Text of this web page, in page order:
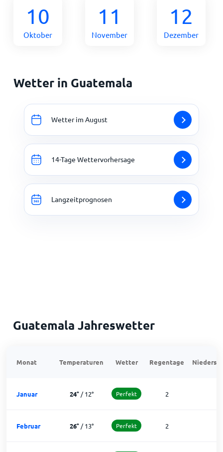
10
Oktober
11
November
12
Dezember
Wetter in Guatemala
Wetter im August
14-Tage Wettervorhersage
Langzeitprognosen
Guatemala Jahreswetter
Monat Temperaturen Wetter Regentage
Januar 24°/12° Perfekt 2
Februar 26°/13° Perfekt 2